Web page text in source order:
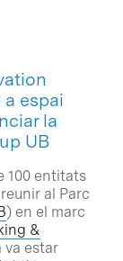
a espai
la
UB
100 entitats
al Parc
) en el marc
&
va estar